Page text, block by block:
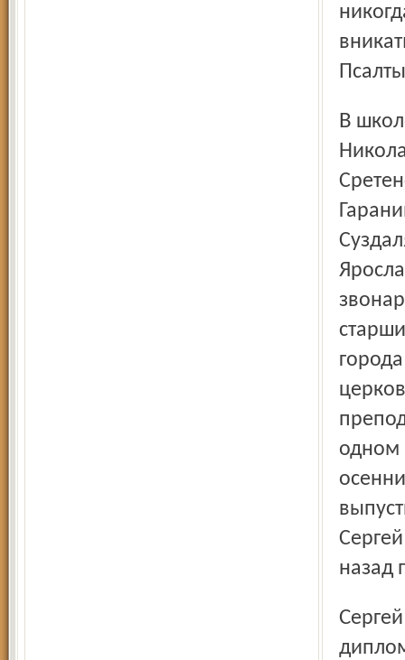
В школе звонарей преподавали именитые мастера: это
одном
назад
Сергей Башкиров вернулся на Борисоглебскую звонницу